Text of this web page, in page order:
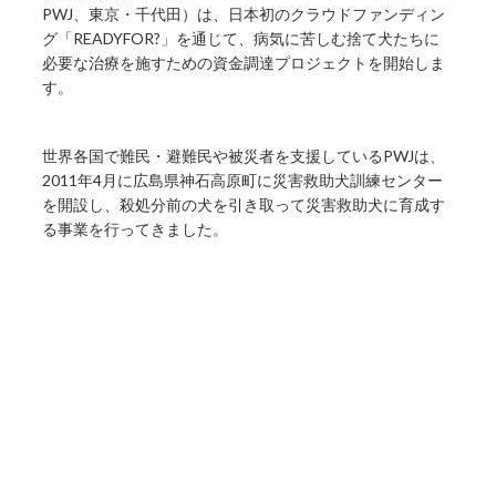
PWJ、東京・千代田）は、日本初のクラウドファンディン
グ「READYFOR?」を通じて、病気に苦しむ捨て犬たちに
必要な治療を施すための資金調達プロジェクトを開始しま
す。
世界各国で難民・避難民や被災者を支援しているPWJは、
2011年4月に広島県神石高原町に災害救助犬訓練センター
を開設し、殺処分前の犬を引き取って災害救助犬に育成す
る事業を行ってきました。